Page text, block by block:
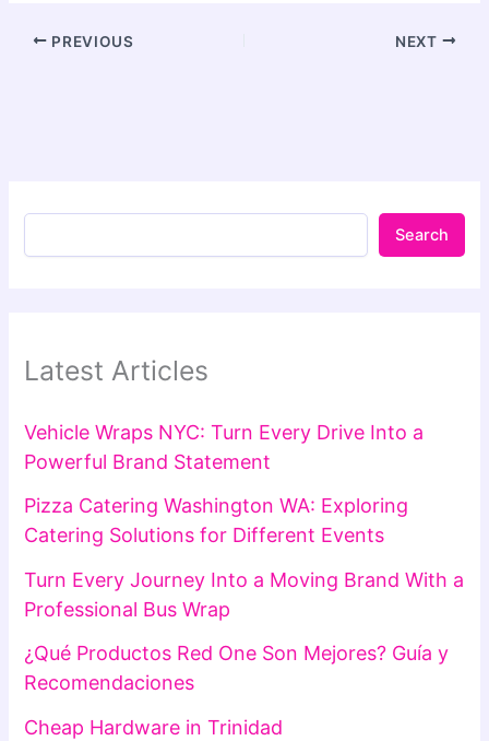
PREVIOUS NEXT
Search
Latest Articles
Vehicle Wraps NYC: Turn Every Drive Into a
Powerful Brand Statement
Pizza Catering Washington WA: Exploring
Catering Solutions for Different Events
Turn Every Journey Into a Moving Brand With a
Professional Bus Wrap
¿Qué Productos Red One Son Mejores? Guía y
Recomendaciones
Cheap Hardware in Trinidad